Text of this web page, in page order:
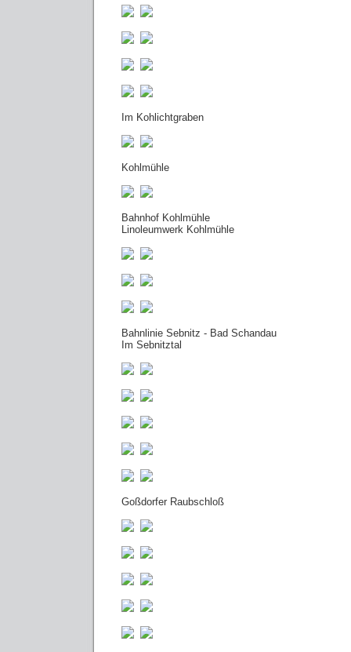
Im Kohlichtgraben
Kohlmühle
Bahnhof Kohlmühle
Linoleumwerk Kohlmühle
Bahnlinie Sebnitz - Bad Schandau
Im Sebnitztal
Goßdorfer Raubschloß